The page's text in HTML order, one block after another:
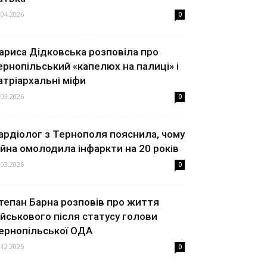
0
Дідковська розповіла про
«капелюх на палиці» і
міфи
0
з Тернополя пояснила, чому
омолодила інфаркти на 20 років
0
Барна розповів про життя
після статусу голови
ОДА
0